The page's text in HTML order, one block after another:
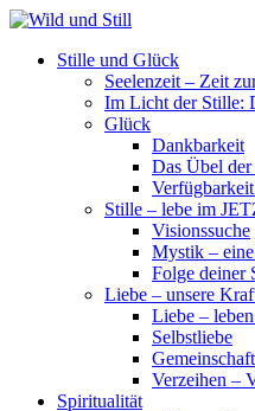
Stille und Glück
Seelenzeit – Zeit
Im Licht der Stille:
Glück
Dankbarkeit
Das Übel
Stille – lebe im
Visionssuche
Mystik –
Folge deiner
Liebe – unsere
Liebe –
Selbstliebe
Gemeinschaft
Verzeihen –
Spiritualität